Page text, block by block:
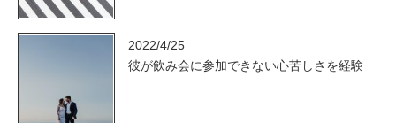
2022/4/25
彼が飲み会に参加できない心苦しさを経験